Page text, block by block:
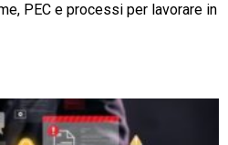
PEC e processi per lavorare in